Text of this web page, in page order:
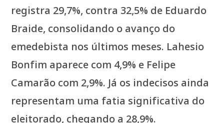
registra 29,7%, contra 32,5% de Eduardo
Braide, consolidando o avanço do
emedebista nos últimos meses. Lahesio
Bonfim aparece com 4,9% e Felipe
Camarão com 2,9%. Já os indecisos ainda
representam uma fatia significativa do
eleitorado, chegando a 28,9%.